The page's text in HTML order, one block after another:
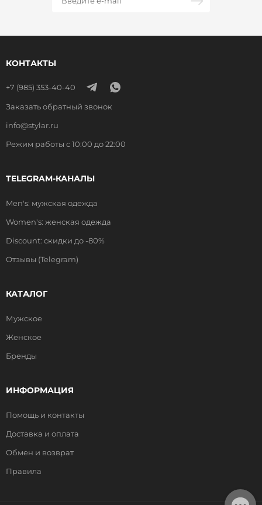
КОНТАКТЫ
+7 (985) 353-40-40
Заказать обратный звонок
info@stylar.ru
Режим работы с 10:00 до 22:00
TELEGRAM-КАНАЛЫ
Men's: мужская одежда
Women's: женская одежда
Discount: скидки до -80%
Отзывы (Telegram)
КАТАЛОГ
Мужское
Женское
Бренды
ИНФОРМАЦИЯ
Помощь и контакты
Доставка и оплата
Обмен и возврат
Правила